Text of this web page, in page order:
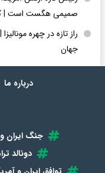
صمیمی هگست است |
راز تازه در چهره
جهان
درباره ما
جنگ ایران و
دونالد